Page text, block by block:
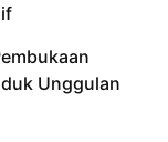
Unggulan